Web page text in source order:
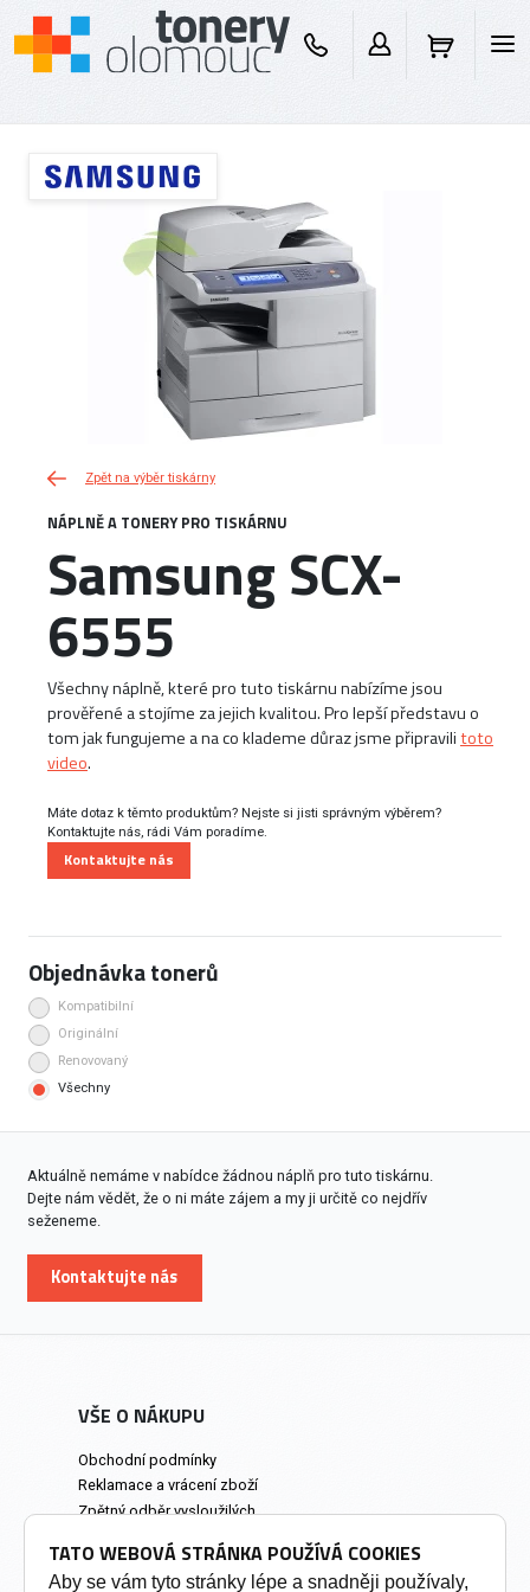
Zpět na výběr tiskárny
NÁPLNĚ A TONERY PRO TISKÁRNU
Samsung SCX-
6555
Všechny náplně, které pro tuto tiskárnu nabízíme jsou
prověřené a stojíme za jejich kvalitou. Pro lepší představu o
tom jak fungujeme a na co klademe důraz jsme připravilitoto
video.
Máte dotaz k těmto produktům? Nejste si jisti správným výběrem?
Kontaktujte nás, rádi Vám poradíme.
Kontaktujte nás
Objednávka tonerů
Kompatibilní
Originální
Renovovaný
Všechny
Aktuálně nemáme v nabídce žádnou náplň pro tuto tiskárnu.
Dejte nám vědět, že o ni máte zájem a my ji určitě co nejdřív
seženeme.
Kontaktujte nás
VŠE O NÁKUPU
Obchodní podmínky
Reklamace a vrácení zboží
Zpětný odběr vysloužilých
Prodejna a osobní odběr
TATO WEBOVÁ STRÁNKA POUŽÍVÁ COOKIES
Aby se vám tyto stránky lépe a snadněji používaly,